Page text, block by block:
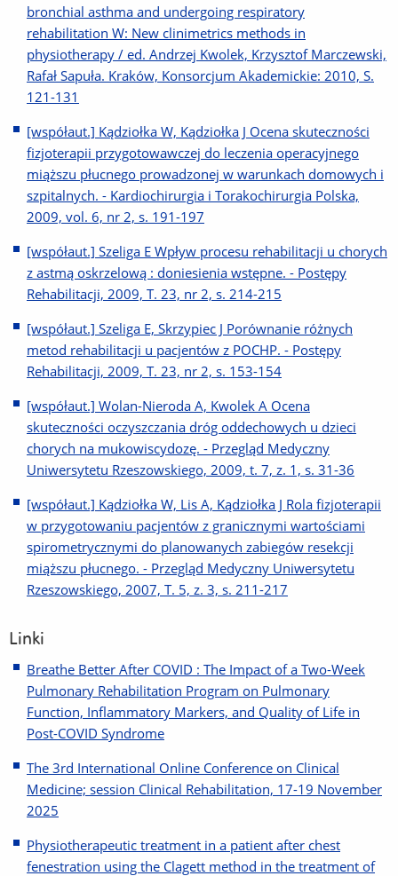
bronchial asthma and undergoing respiratory
rehabilitation W: New clinimetrics methods in
physiotherapy / ed. Andrzej Kwolek, Krzysztof Marczewski,
Rafał Sapuła. Kraków, Konsorcjum Akademickie: 2010, S.
121-131
[współaut.] Kądziołka W, Kądziołka J Ocena skuteczności
fizjoterapii przygotowawczej do leczenia operacyjnego
miąższu płucnego prowadzonej w warunkach domowych i
szpitalnych. - Kardiochirurgia i Torakochirurgia Polska,
2009, vol. 6, nr 2, s. 191-197
[współaut.] Szeliga E Wpływ procesu rehabilitacji u chorych
z astmą oskrzelową : doniesienia wstępne. - Postępy
Rehabilitacji, 2009, T. 23, nr 2, s. 214-215
[współaut.] Szeliga E, Skrzypiec J Porównanie różnych
metod rehabilitacji u pacjentów z POCHP. - Postępy
Rehabilitacji, 2009, T. 23, nr 2, s. 153-154
[współaut.] Wolan-Nieroda A, Kwolek A Ocena
skuteczności oczyszczania dróg oddechowych u dzieci
chorych na mukowiscydozę. - Przegląd Medyczny
Uniwersytetu Rzeszowskiego, 2009, t. 7, z. 1, s. 31-36
[współaut.] Kądziołka W, Lis A, Kądziołka J Rola fizjoterapii
w przygotowaniu pacjentów z granicznymi wartościami
spirometrycznymi do planowanych zabiegów resekcji
miąższu płucnego. - Przegląd Medyczny Uniwersytetu
Rzeszowskiego, 2007, T. 5, z. 3, s. 211-217
Linki
Breathe Better After COVID : The Impact of a Two-Week
Pulmonary Rehabilitation Program on Pulmonary
Function, Inflammatory Markers, and Quality of Life in
Post-COVID Syndrome
The 3rd International Online Conference on Clinical
Medicine; session Clinical Rehabilitation, 17-19 November
2025
Physiotherapeutic treatment in a patient after chest
fenestration using the Clagett method in the treatment of